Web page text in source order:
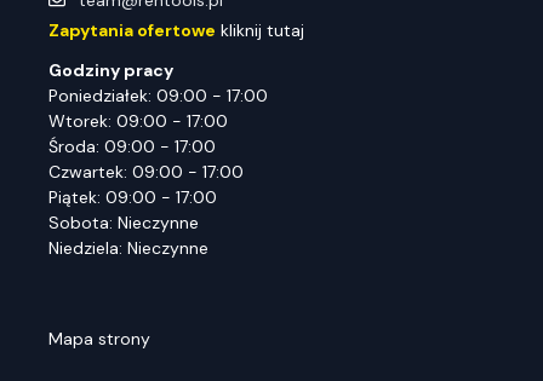
Zapytania ofertowe kliknij tutaj
Godziny pracy
Poniedziałek: 09:00 - 17:00
Wtorek: 09:00 - 17:00
Środa: 09:00 - 17:00
Czwartek: 09:00 - 17:00
Piątek: 09:00 - 17:00
Sobota: Nieczynne
Niedziela: Nieczynne
Mapa strony